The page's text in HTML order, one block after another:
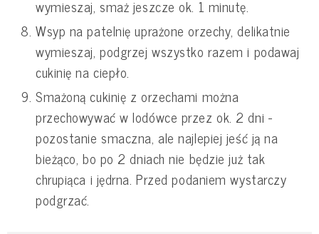
wymieszaj, smaż jeszcze ok. 1 minutę.
Wsyp na patelnię uprażone orzechy, delikatnie
wymieszaj, podgrzej wszystko razem i podawaj
cukinię na ciepło.
Smażoną cukinię z orzechami można
przechowywać w lodówce przez ok. 2 dni -
pozostanie smaczna, ale najlepiej jeść ją na
bieżąco, bo po 2 dniach nie będzie już tak
chrupiąca i jędrna. Przed podaniem wystarczy
podgrzać.